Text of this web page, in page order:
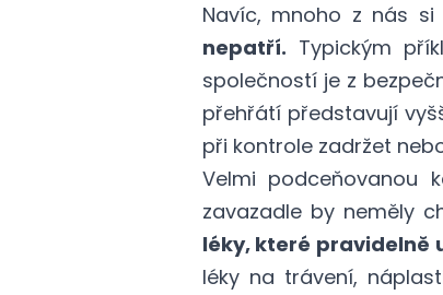
Navíc, mnoho z nás si
nepatří. Typickým
společností je z
přehřátí představují
při kontrole zadržet
Velmi podceňovanou
zavazadle by neměly
léky, které pravidelně
léky na trávení,